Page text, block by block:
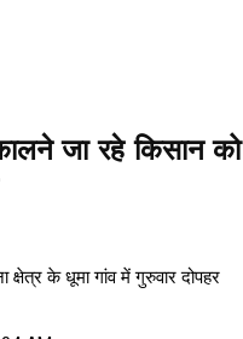
जा रहे किसान को
क्षेत्र के धूमा गांव में गुरुवार दोपहर